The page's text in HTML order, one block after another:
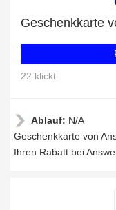
Geschenkkarte
22 klickt
Ablauf: N/A
Geschenkkarte von
Ihren Rabatt bei